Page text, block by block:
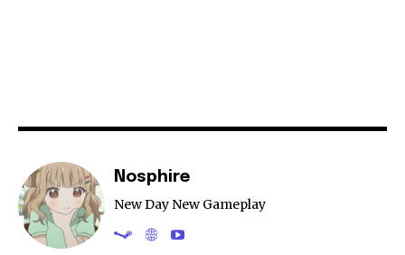
Nosphire
New Day New Gameplay